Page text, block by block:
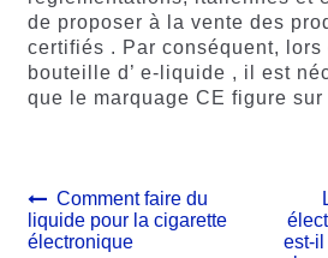
de proposer à la vente des
certifiés . Par conséquent, lors
bouteille d’ e-liquide , il est
que le marquage CE figure sur
Navigation
de
Article
précédent :
Comment faire du
liquide pour la cigarette
électronique
est-